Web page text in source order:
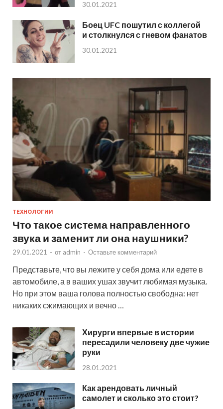
30.01.2021
Боец UFC пошутил с коллегой
и столкнулся с гневом фанатов
30.01.2021
ТЕХНОЛОГИИ
Что такое система направленного
звука и заменит ли она наушники?
29.01.2021 - от admin - Оставьте комментарий
Представьте, что вы лежите у себя дома или едете в
автомобиле, а в ваших ушах звучит любимая музыка.
Но при этом ваша голова полностью свободна: нет
никаких сжимающих и вечно …
Хирурги впервые в истории
пересадили человеку две чужие
руки
28.01.2021
Как арендовать личный
самолет и сколько это стоит?